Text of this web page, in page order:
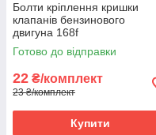
Болти кріплення кришки
клапанів бензинового
двигуна 168f
Готово до відправки
22 ₴/комплект
23 ₴/комплект
Купити